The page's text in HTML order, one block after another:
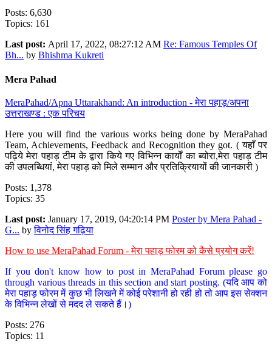
Posts: 6,630
Topics: 161
Last post: April 17, 2022, 08:27:12 AM Re: Famous Temples Of
Bh... by Bhishma Kukreti
Mera Pahad
MeraPahad/Apna Uttarakhand: An introduction - मेरा पहाड़/अपना
उत्तराखण्ड : एक परिचय
Here you will find the various works being done by MeraPahad
Team, Achievements, Feedback and Recognition they got. ( यहाँ पर
पढ़िये मेरा पहाड़ टीम के द्वारा किये गए विभिन्न कार्यों का ब्योरा,मेरा पहाड़ टीम
की उपलब्धियां, मेरा पहाड़ को मिले सम्मान और प्रतिक्रियायों की जानकारी )
Posts: 1,378
Topics: 35
Last post: January 17, 2019, 04:20:14 PM Poster by Mera Pahad -
G... byविनोद सिंह गढ़िया
How to use MeraPahad Forum - मेरा पहाड़ फोरम को कैसे प्रयोग करें!
If you don't know how to post in MeraPahad Forum please go
through various threads in this section and start posting. (यदि आप को
मेरा पहाड़ फोरम में कुछ भी लिखने में कोई परेशानी हो रही हो तो आप इस सेक्शन
के विभिन्न लेखों से मदद ले सकते हैं।)
Posts: 276
Topics: 11